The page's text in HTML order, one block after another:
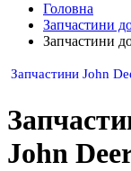
Головна
Запчастини
Запчастини
Запчастини John
John